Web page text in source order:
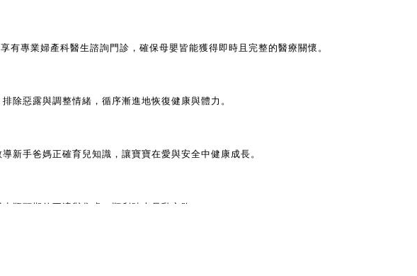
有專業婦產科醫生諮詢門診 ，確保母嬰皆能獲得即時且完整的醫療關懷。
除惡露與調整情緒，循序漸進地恢復健康與體力。
新手爸媽正確育兒知識，讓寶寶在愛與安全中健康成長。
瓶頸期的不適與焦慮，順利踏上母乳之路。